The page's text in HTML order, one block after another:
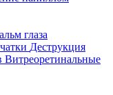
глаза
Деструкция
Витреоретинальные